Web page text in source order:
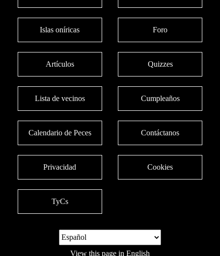
Islas oníricas Foro
Artículos Quizzes
Lista de vecinos Cumpleaños
Calendario de Peces Contáctanos
Privacidad Cookies
TyCs
View this page in English